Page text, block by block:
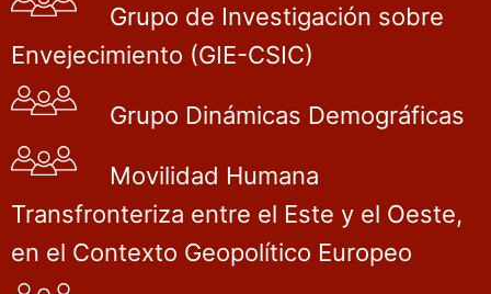
Grupo de Investigación sobre
Envejecimiento (GIE-CSIC)
Grupo Dinámicas Demográficas
Movilidad Humana
Transfronteriza entre el Este y el Oeste,
en el Contexto Geopolítico Europeo